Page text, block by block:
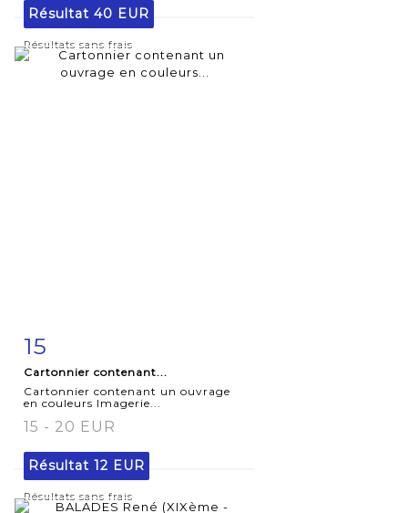
Résultat 40 EUR
Résultats sans frais
15
Cartonnier contenant...
Cartonnier contenant un ouvrage
en couleurs Imagerie...
15 - 20 EUR
Résultat 12 EUR
Résultats sans frais